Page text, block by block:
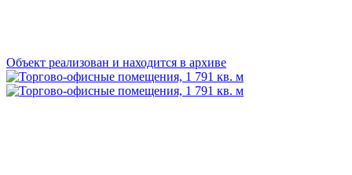
Объект реализован и находится в архиве